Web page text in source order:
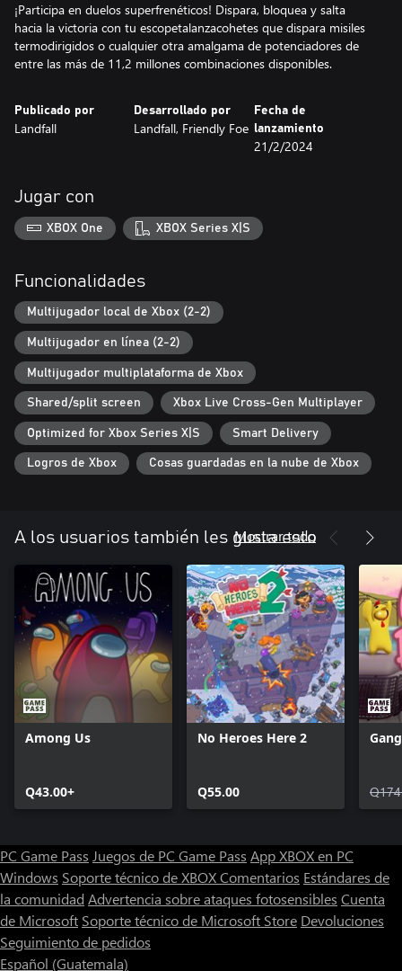
¡Participa en duelos superfrenéticos! Dispara, bloquea y salta
hacia la victoria con tu escopetalanzacohetes que dispara misiles
termodirigidos o cualquier otra amalgama de potenciadores de
entre las más de 11,2 millones combinaciones disponibles.
Publicado por
Landfall
Desarrollado por
Landfall, Friendly Foe
Fecha de
lanzamiento
21/2/2024
Jugar con
XBOX One XBOX Series X|S
Funcionalidades
Multijugador local de Xbox (2-2)
Multijugador en línea (2-2)
Multijugador multiplataforma de Xbox
Shared/split screen Xbox Live Cross-Gen Multiplayer
Optimized for Xbox Series X|S Smart Delivery
Logros de Xbox Cosas guardadas en la nube de Xbox
A los usuarios también les gusta esto
Mostrar todo
Among Us
Q43.00+
No Heroes Here 2
Q55.00
PC Game Pass Juegos de PC Game Pass App XBOX en PC
Windows Soporte técnico de XBOXComentarios Estándares de
la comunidad Advertencia sobre ataques fotosensibles Cuenta
de Microsoft Soporte técnico de Microsoft Store Devoluciones
Seguimiento de pedidos
Español (Guatemala)